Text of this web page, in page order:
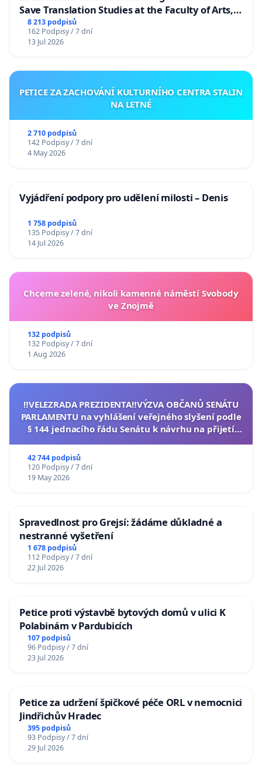
Save Translation Studies at the Faculty of Arts,
Charles University
8 213 podpisů
162 Podpisy / 7 dní
13 Jul 2026
PETICE ZA ZACHOVÁNÍ KULTURNÍHO CENTRA STALIN
NA LETNÉ
2 710 podpisů
142 Podpisy / 7 dní
4 May 2026
Vyjádření podpory pro udělení milosti – Denis
1 758 podpisů
135 Podpisy / 7 dní
14 Jul 2026
Chceme zelené, nikoli kamenné náměstí Svobody
ve Znojmě
132 podpisů
132 Podpisy / 7 dní
1 Aug 2026
‼️VELEZRADA PREZIDENTA‼️VÝZVA OBČANŮ SENÁTU
PARLAMENTU na vyhlášení veřejného slyšení podle
§ 144 jednacího řádu Senátu k návrhu na přijetí
42 744 podpisů
120 Podpisy / 7 dní
19 May 2026
Spravedlnost pro Grejsí: žádáme důkladné a
nestranné vyšetření
1 678 podpisů
112 Podpisy / 7 dní
22 Jul 2026
Petice proti výstavbě bytových domů v ulici K
Polabinám v Pardubicích
107 podpisů
96 Podpisy / 7 dní
23 Jul 2026
Petice za udržení špičkové péče ORL v nemocnici
Jindřichův Hradec
395 podpisů
93 Podpisy / 7 dní
29 Jul 2026